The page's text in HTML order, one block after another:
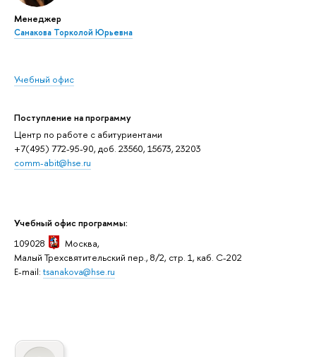
Менеджер
Санакова Торколой Юрьевна
Учебный офис
Поступление на программу
Центр по работе с абитуриентами
+7(495) 772-95-90, доб. 23560, 15673, 23203
comm-abit@hse.ru
Учебный офис программы:
109028
Москва,
Малый Трехсвятительский пер., 8/2, стр. 1, каб. C-202
E-mail: tsanakova@hse.ru